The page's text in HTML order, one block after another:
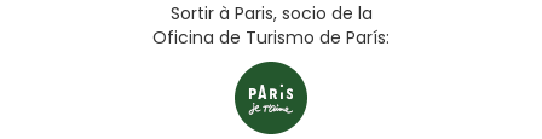
Sortir à Paris, socio de la
Oficina de Turismo de París: